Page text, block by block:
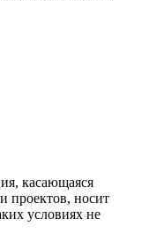
касающаяся
проектов, носит
условиях не